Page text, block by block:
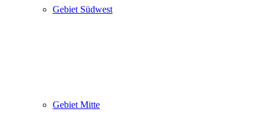
Gebiet Südwest
Gebiet Mitte